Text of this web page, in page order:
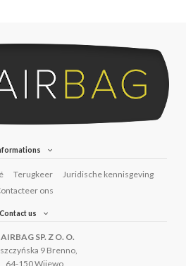
Terugkeer
Juridische kennisgeving
ons
Contact us
SP. Z O. O.
9 Brenno,
64-150 Wijewo